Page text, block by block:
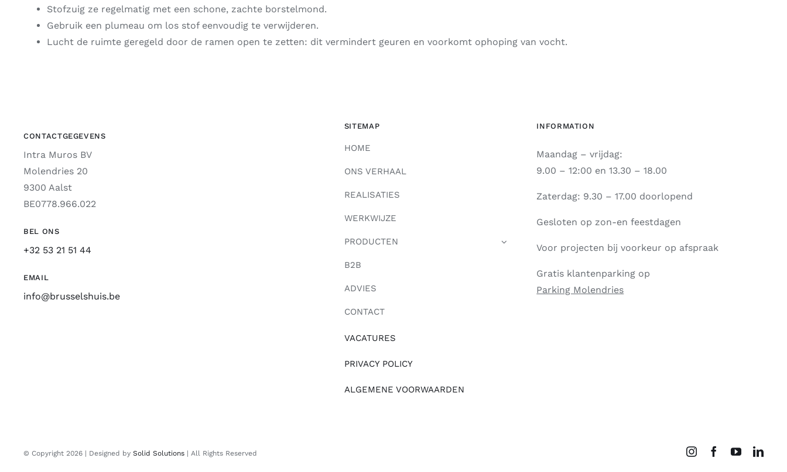
Stofzuig ze regelmatig met een schone, zachte borstelmond.
Gebruik een plumeau om los stof eenvoudig te verwijderen.
Lucht de ruimte geregeld door de ramen open te zetten: dit vermindert geuren en voorkomt ophoping van vocht.
CONTACTGEGEVENS
Intra Muros BV
Molendries 20
9300 Aalst
BE0778.966.022
BEL ONS
+32 53 21 51 44
EMAIL
info@brusselshuis.be
SITEMAP
HOME
ONS VERHAAL
REALISATIES
WERKWIJZE
PRODUCTEN
B2B
ADVIES
CONTACT
VACATURES
PRIVACY POLICY
ALGEMENE VOORWAARDEN
INFORMATION
Maandag – vrijdag:
9.00 – 12:00 en 13.30 – 18.00
Zaterdag: 9.30 – 17.00 doorlopend
Gesloten op zon-en feestdagen
Voor projecten bij voorkeur op afspraak
Gratis klantenparking op
Parking Molendries
© Copyright 2026 | Designed by Solid Solutions| All Rights Reserved